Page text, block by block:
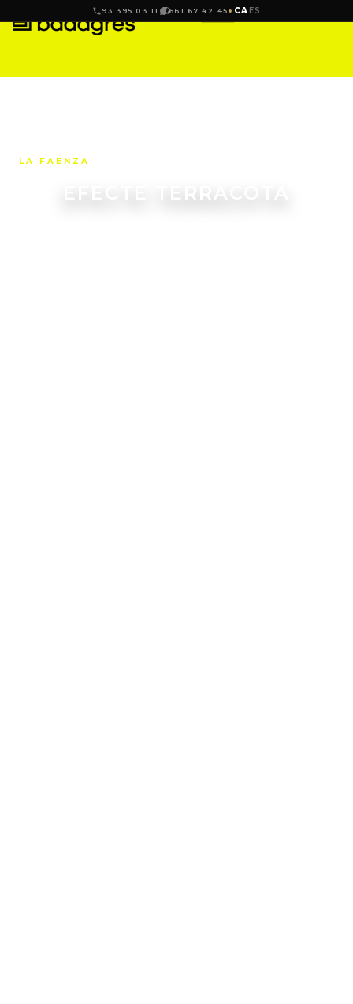
93 395 03 11 661 67 42 45 CA ES
EFECTE TERRACOTA
LA FAENZA